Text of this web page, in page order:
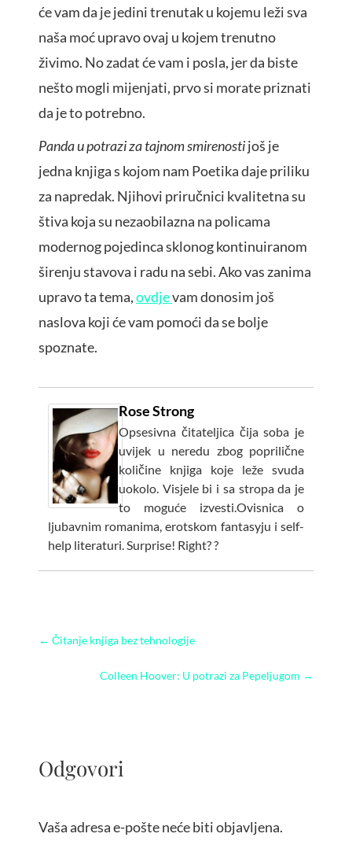
će vam da je jedini trenutak u kojemu leži sva
naša moć upravo ovaj u kojem trenutno
živimo. No zadat će vam i posla, jer da biste
nešto mogli mijenjati, prvo si morate priznati
da je to potrebno.
Panda u potrazi za tajnom smirenostijoš je
jedna knjiga s kojom nam Poetika daje priliku
za napredak. Njihovi priručnici kvalitetna su
štiva koja su nezaobilazna na policama
modernog pojedinca sklonog kontinuiranom
širenju stavova i radu na sebi. Ako vas zanima
upravo ta tema,ovdjevam donosim još
naslova koji će vam pomoći da se bolje
spoznate.
Rose Strong
Opsesivna čitateljica čija soba je
uvijek u neredu zbog poprilične
količine knjiga koje leže svuda
uokolo. Visjele bi i sa stropa da je
to moguće izvesti.Ovisnica o
ljubavnim romanima, erotskom fantasyju i self-
help literaturi. Surprise! Right? ?
← Čitanje knjiga bez tehnologije
Colleen Hoover: U potrazi za Pepeljugom →
Odgovori
Vaša adresa e-pošte neće biti objavljena.